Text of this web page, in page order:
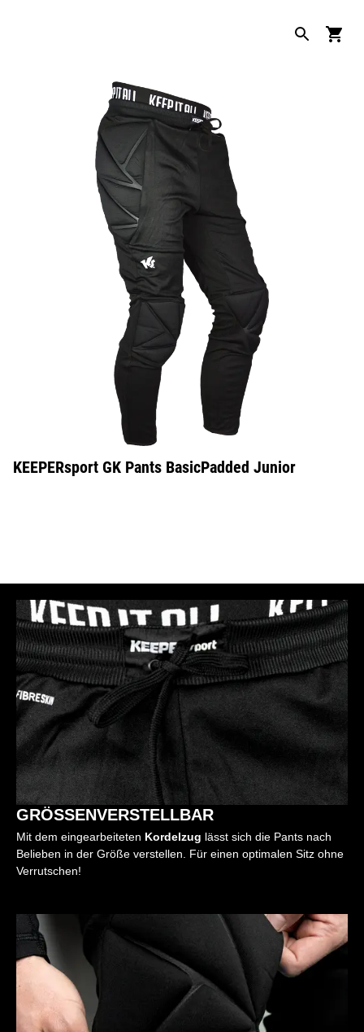
KEEPERsport GK Pants BasicPadded Junior
GRÖSSENVERSTELLBAR
Mit dem eingearbeiteten Kordelzug lässt sich die Pants nach
Belieben in der Größe verstellen. Für einen optimalen Sitz ohne
Verrutschen!